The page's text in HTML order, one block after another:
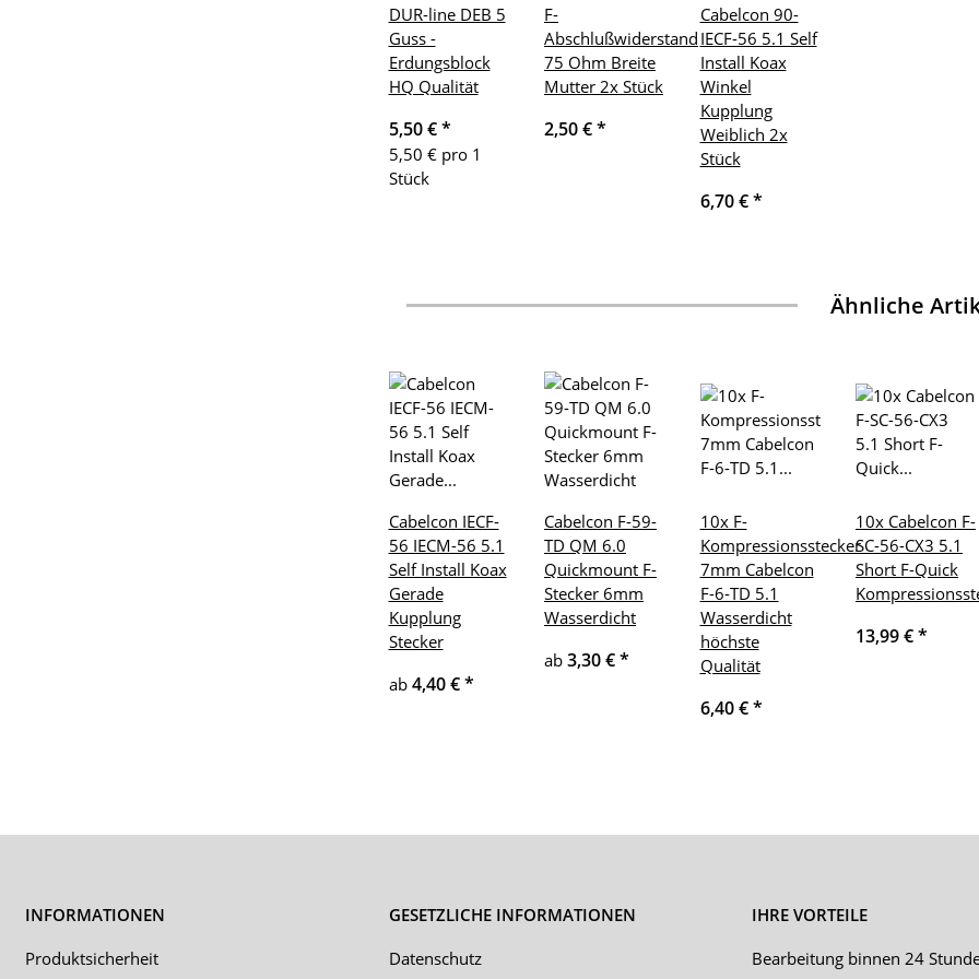
DUR-line DEB 5
Guss -
Erdungsblock
HQ Qualität
5,50 €*
5,50 € pro 1
Stück
F-
Abschlußwiderstand
75 Ohm Breite
Mutter 2x Stück
2,50 €*
Cabelcon 90-
IECF-56 5.1 Self
Install Koax
Winkel
Kupplung
Weiblich 2x
Stück
6,70 €*
Ähnliche
Cabelcon IECF-
56 IECM-56 5.1
Self Install Koax
Gerade
Kupplung
Stecker
ab 4,40 €*
Cabelcon F-59-
TD QM 6.0
Quickmount F-
Stecker 6mm
Wasserdicht
ab 3,30 €*
10x F-
Kompressionsstecker
7mm Cabelcon
F-6-TD 5.1
Wasserdicht
höchste
Qualität
6,40 €*
10x Cabelcon F-
SC-56-CX3 5.1
Short F-Quick
13,99 €*
INFORMATIONEN
Produktsicherheit
GESETZLICHE INFORMATIONEN
Datenschutz
IHRE VORTEILE
Bearbeitung binnen 24